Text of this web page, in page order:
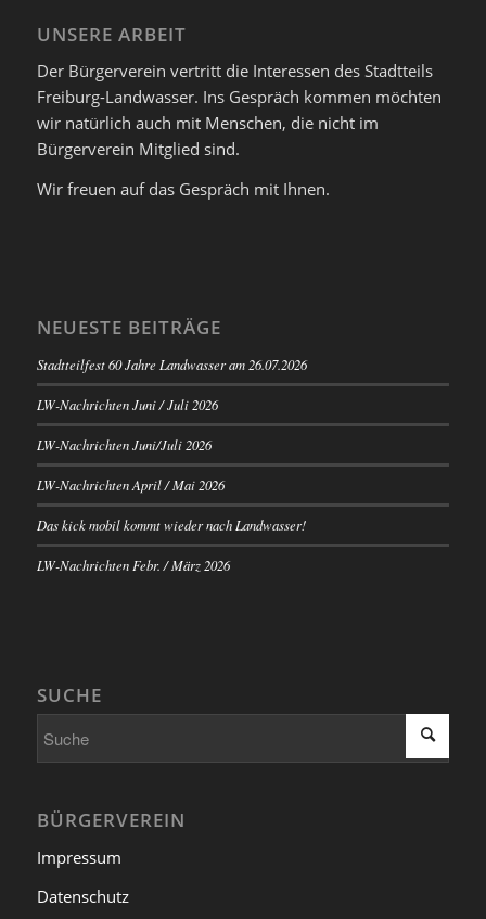
UNSERE ARBEIT
Der Bürgerverein vertritt die Interessen des Stadtteils
Freiburg-Landwasser. Ins Gespräch kommen möchten
wir natürlich auch mit Menschen, die nicht im
Bürgerverein Mitglied sind.
Wir freuen auf das Gespräch mit Ihnen.
NEUESTE BEITRÄGE
Stadtteilfest 60 Jahre Landwasser am 26.07.2026
LW-Nachrichten Juni / Juli 2026
LW-Nachrichten Juni/Juli 2026
LW-Nachrichten April / Mai 2026
Das kick mobil kommt wieder nach Landwasser!
LW-Nachrichten Febr. / März 2026
SUCHE
BÜRGERVEREIN
Impressum
Datenschutz